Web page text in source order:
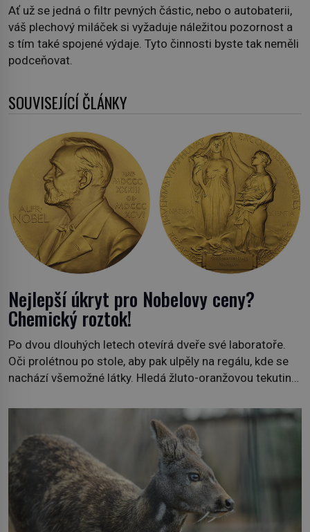
Ať už se jedná o filtr pevných částic, nebo o autobaterii,
váš plechový miláček si vyžaduje náležitou pozornost a
s tím také spojené výdaje. Tyto činnosti byste tak neměli
podceňovat.
SOUVISEJÍCÍ ČLÁNKY
Nejlepší úkryt pro Nobelovy ceny?
Chemický roztok!
Po dvou dlouhých letech otevírá dveře své laboratoře.
Oči prolétnou po stole, aby pak ulpěly na regálu, kde se
nachází všemožné látky. Hledá žluto-oranžovou tekutinu,
plán dokončit. Pod termínem aqua regia se skrývá
směs s názvem lučavka královská. Svůj přídomek nemá
pro nic za nic, […]